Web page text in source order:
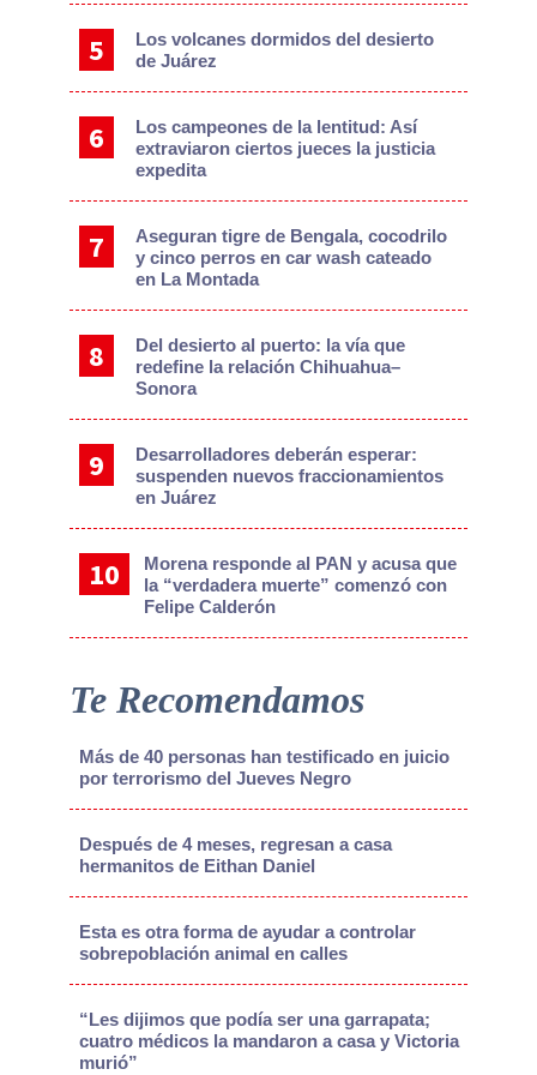
Los volcanes dormidos del desierto
de Juárez
Los campeones de la lentitud: Así
extraviaron ciertos jueces la justicia
expedita
Aseguran tigre de Bengala, cocodrilo
y cinco perros en car wash cateado
en La Montada
Del desierto al puerto: la vía que
redefine la relación Chihuahua–
Sonora
Desarrolladores deberán esperar:
suspenden nuevos fraccionamientos
en Juárez
Morena responde al PAN y acusa que
la “verdadera muerte” comenzó con
Felipe Calderón
Te Recomendamos
Más de 40 personas han testificado en juicio
por terrorismo del Jueves Negro
Después de 4 meses, regresan a casa
hermanitos de Eithan Daniel
Esta es otra forma de ayudar a controlar
sobrepoblación animal en calles
“Les dijimos que podía ser una garrapata;
cuatro médicos la mandaron a casa y Victoria
murió”